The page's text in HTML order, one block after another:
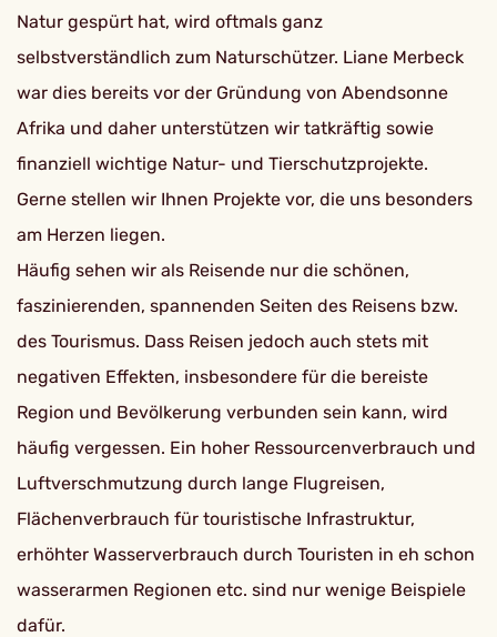
Natur gespürt hat, wird oftmals ganz
selbstverständlich zum Naturschützer. Liane Merbeck
war dies bereits vor der Gründung von Abendsonne
Afrika und daher unterstützen wir tatkräftig sowie
finanziell wichtige Natur- und Tierschutzprojekte.
Gerne stellen wir Ihnen Projekte vor, die uns besonders
am Herzen liegen.
Häufig sehen wir als Reisende nur die schönen,
faszinierenden, spannenden Seiten des Reisens bzw.
des Tourismus. Dass Reisen jedoch auch stets mit
negativen Effekten, insbesondere für die bereiste
Region und Bevölkerung verbunden sein kann, wird
häufig vergessen. Ein hoher Ressourcenverbrauch und
Luftverschmutzung durch lange Flugreisen,
Flächenverbrauch für touristische Infrastruktur,
erhöhter Wasserverbrauch durch Touristen in eh schon
wasserarmen Regionen etc. sind nur wenige Beispiele
dafür.